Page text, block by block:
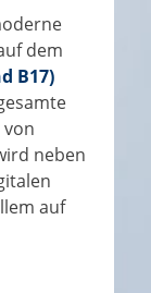
dem
B17)
neben
auf